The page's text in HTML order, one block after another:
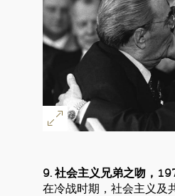
9. 社会主义兄弟之吻，
在冷战时期，社会主义及